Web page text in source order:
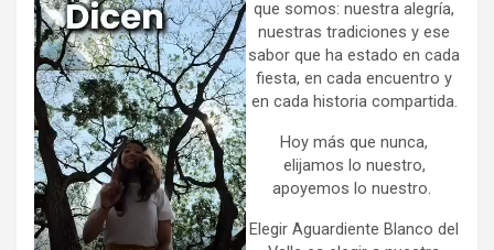
que somos: nuestra alegría,
nuestras tradiciones y ese
sabor que ha estado en cada
fiesta, en cada encuentro y
en cada historia compartida.
Hoy más que nunca,
elijamos lo nuestro,
apoyemos lo nuestro.
Elegir Aguardiente Blanco del